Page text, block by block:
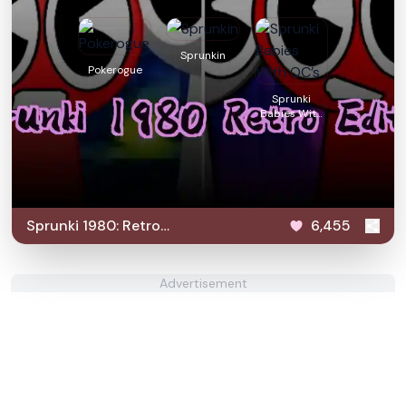
Pokerogue
Sprunkin
Sprunki
Babies With
OC’s
Sprunki 1980: Retro
Edition
6,455
Advertisement